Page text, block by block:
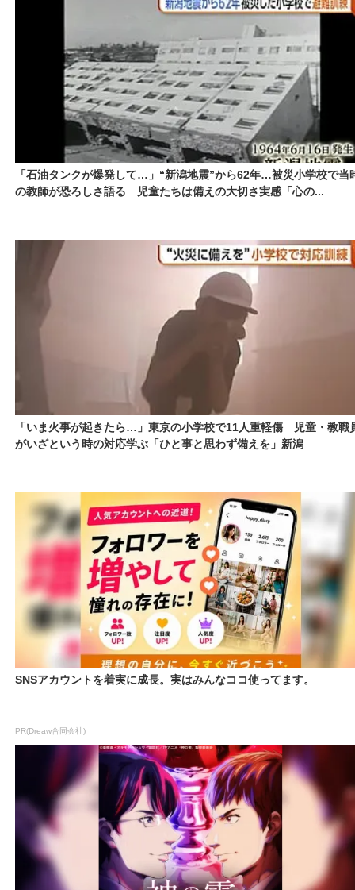
「石油タンクが爆発して…」“新潟地震”から62年…被災小学校で当
の教師が恐ろしさ語る 児童たちは備えの大切さ実感「心の...
「いま火事が起きたら…」東京の小学校で11人重軽傷 児童・教職
がいざという時の対応学ぶ「ひと事と思わず備えを」新潟
SNSアカウントを着実に成長。実はみんなココ使ってます。
PR(Dreaw合同会社)